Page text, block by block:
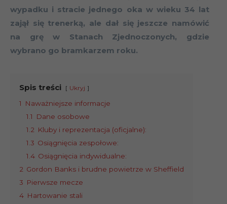
wypadku i stracie jednego oka w wieku 34 lat
zajął się trenerką, ale dał się jeszcze namówić
na grę w Stanach Zjednoczonych, gdzie
wybrano go bramkarzem roku.
Spis treści Ukryj
1
Naważniejsze informacje
1.1
Dane osobowe
1.2 Kluby i reprezentacja (oficjalne):
1.3 Osiągnięcia zespołowe:
1.4 Osiągnięcia indywidualne:
2 Gordon Banks i brudne powietrze w Sheffield
3 Pierwsze mecze
4 Hartowanie stali